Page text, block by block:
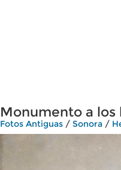
Monumento a los
Fotos Antiguas / Sonora /